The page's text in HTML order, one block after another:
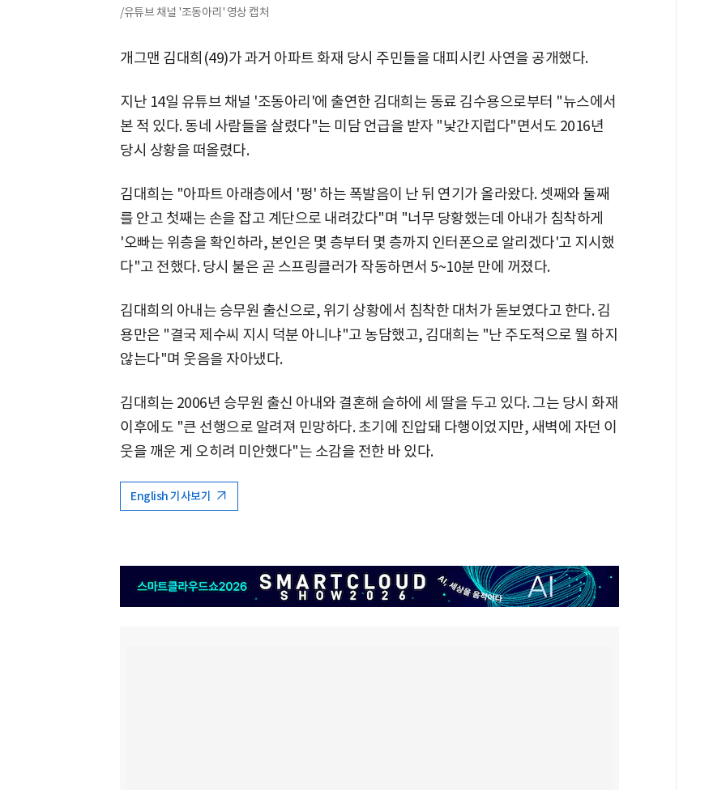
/유튜브 채널 '조동아리' 영상 캡처
개그맨 김대희(49)가 과거 아파트 화재 당시 주민들을 대피시킨 사연을 공개했다.
지난 14일 유튜브 채널 '조동아리'에 출연한 김대희는 동료 김수용으로부터 "뉴스에서
본 적 있다. 동네 사람들을 살렸다"는 미담 언급을 받자 "낯간지럽다"면서도 2016년
당시 상황을 떠올렸다.
김대희는 "아파트 아래층에서 '펑' 하는 폭발음이 난 뒤 연기가 올라왔다. 셋째와 둘째
를 안고 첫째는 손을 잡고 계단으로 내려갔다"며 "너무 당황했는데 아내가 침착하게
'오빠는 위층을 확인하라, 본인은 몇 층부터 몇 층까지 인터폰으로 알리겠다'고 지시했
다"고 전했다. 당시 불은 곧 스프링클러가 작동하면서 5~10분 만에 꺼졌다.
김대희의 아내는 승무원 출신으로, 위기 상황에서 침착한 대처가 돋보였다고 한다. 김
용만은 "결국 제수씨 지시 덕분 아니냐"고 농담했고, 김대희는 "난 주도적으로 뭘 하지
않는다"며 웃음을 자아냈다.
김대희는 2006년 승무원 출신 아내와 결혼해 슬하에 세 딸을 두고 있다. 그는 당시 화재
이후에도 "큰 선행으로 알려져 민망하다. 초기에 진압돼 다행이었지만, 새벽에 자던 이
웃을 깨운 게 오히려 미안했다"는 소감을 전한 바 있다.
English 기사보기